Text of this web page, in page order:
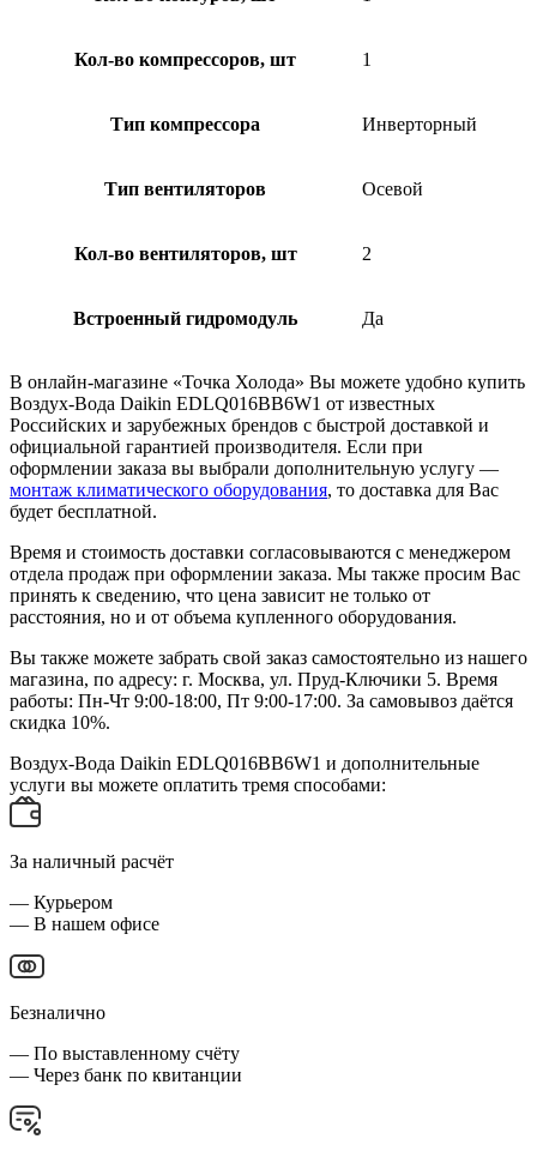
Кол-во компрессоров, шт 1
Тип компрессора Инверторный
Тип вентиляторов Осевой
Кол-во вентиляторов, шт 2
Встроенный гидромодуль Да
В онлайн-магазине «Точка Холода» Вы можете удобно купить
Воздух-Вода Daikin EDLQ016BB6W1 от известных
Российских и зарубежных брендов с быстрой доставкой и
официальной гарантией производителя. Если при
оформлении заказа вы выбрали дополнительную услугу —
монтаж климатического оборудования, то доставка для Вас
будет бесплатной.
Время и стоимость доставки согласовываются с менеджером
отдела продаж при оформлении заказа. Мы также просим Вас
принять к сведению, что цена зависит не только от
расстояния, но и от объема купленного оборудования.
Вы также можете забрать свой заказ самостоятельно из нашего
магазина, по адресу: г. Москва, ул. Пруд-Ключики 5. Время
работы: Пн-Чт 9:00-18:00, Пт 9:00-17:00. За самовывоз даётся
скидка 10%.
Воздух-Вода Daikin EDLQ016BB6W1 и дополнительные
услуги вы можете оплатить тремя способами:
За наличный расчёт
— Курьером
— В нашем офисе
Безналично
— По выставленному счёту
— Через банк по квитанции